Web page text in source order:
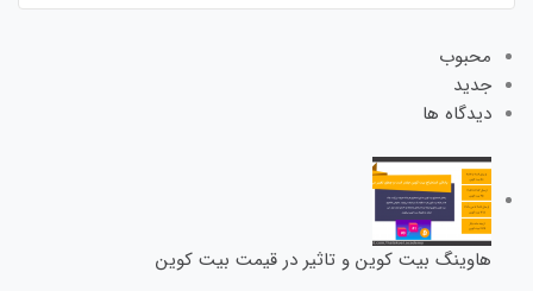
محبوب
جدید
دیدگاه ها
هاوینگ بیت کوین و تاثیر در قیمت بیت کوین